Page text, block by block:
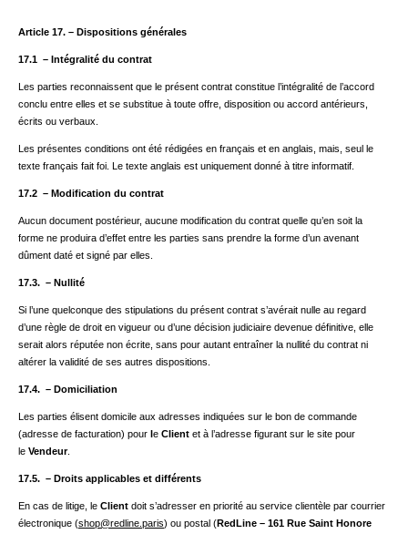
Article 17. – Dispositions générales
17.1 – Intégralité du contrat
Les parties reconnaissent que le présent contrat constitue l’intégralité de l’accord
conclu entre elles et se substitue à toute offre, disposition ou accord antérieurs,
écrits ou verbaux.
Les présentes conditions ont été rédigées en français et en anglais, mais, seul le
texte français fait foi. Le texte anglais est uniquement donné à titre informatif.
17.2 – Modification du contrat
Aucun document postérieur, aucune modification du contrat quelle qu’en soit la
forme ne produira d’effet entre les parties sans prendre la forme d’un avenant
dûment daté et signé par elles.
17.3. – Nullité
Si l’une quelconque des stipulations du présent contrat s’avérait nulle au regard
d’une règle de droit en vigueur ou d’une décision judiciaire devenue définitive, elle
serait alors réputée non écrite, sans pour autant entraîner la nullité du contrat ni
altérer la validité de ses autres dispositions.
17.4. – Domiciliation
Les parties élisent domicile aux adresses indiquées sur le bon de commande
(adresse de facturation) pour le Client et à l’adresse figurant sur le site pour
le Vendeur.
17.5. – Droits applicables et différents
En cas de litige, le Client doit s’adresser en priorité au service clientèle par courrier
électronique (shop@redline.paris) ou postal (RedLine – 161 Rue Saint Honore